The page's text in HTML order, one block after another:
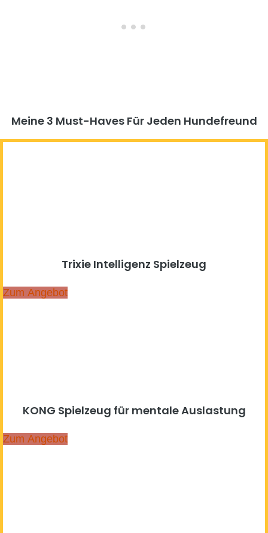
Meine 3 Must-Haves Für Jeden Hundefreund​
Trixie Intelligenz Spielzeug
Zum Angebot
KONG Spielzeug für mentale Auslastung
Zum Angebot